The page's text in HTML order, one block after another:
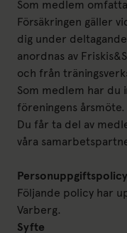
Som medlem
Försäkringen gäller
dig under
anordnas av
och från
Som medlem har du
föreningens årsmöte.
Du får ta del av
våra
Personuppgiftspolicy
Följande policy har
Varberg.
Syfte